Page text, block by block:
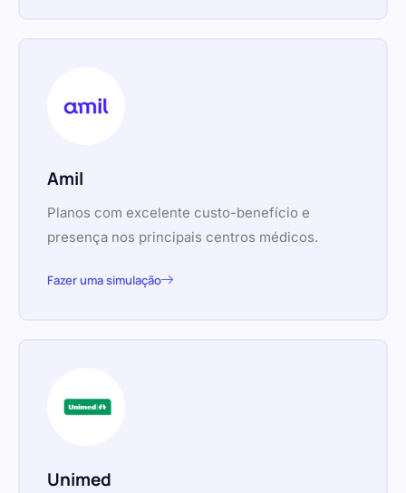
Amil
Planos com excelente custo-benefício e
presença nos principais centros médicos.
Fazer uma simulação
Unimed